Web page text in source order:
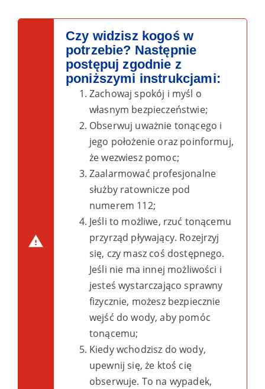
Czy widzisz kogoś w
potrzebie? Następnie
postępuj zgodnie z
poniższymi instrukcjami:
Zachowaj spokój i myśl o
własnym bezpieczeństwie;
Obserwuj uważnie tonącego i
jego położenie oraz poinformuj,
że wezwiesz pomoc;
Zaalarmować profesjonalne
służby ratownicze pod
numerem 112;
Jeśli to możliwe, rzuć tonącemu
przyrząd pływający. Rozejrzyj
się, czy masz coś dostępnego.
Jeśli nie ma innej możliwości i
jesteś wystarczająco sprawny
fizycznie, możesz bezpiecznie
wejść do wody, aby pomóc
tonącemu;
Kiedy wchodzisz do wody,
upewnij się, że ktoś cię
obserwuje. To na wypadek,